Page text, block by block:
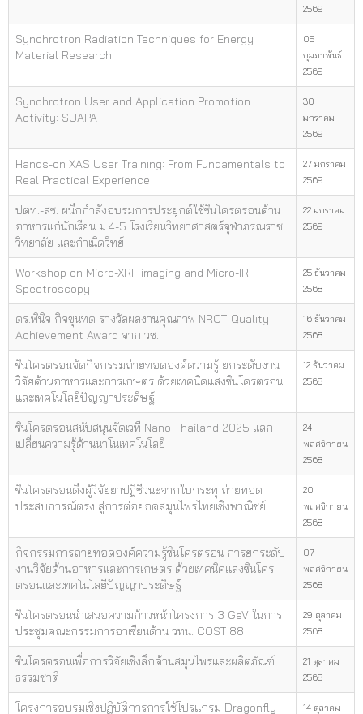
2569
Synchrotron Radiation Techniques for Energy
Material Research
05
กุมภาพันธ์
2569
Synchrotron User and Application Promotion
Activity: SUAPA
30
มกราคม
2569
Hands-on XAS User Training: From Fundamentals to
Real Practical Experience
27 มกราคม
2569
ปตท.-สซ. ผนึกกำลังอบรมการประยุกต์ใช้ซินโครตรอนด้าน
อาหารแก่นักเรียน ม.4-5 โรงเรียนวิทยาศาสตร์จุฬาภรณราช
วิทยาลัย และกำเนิดวิทย์
22 มกราคม
2569
Workshop on Micro-XRF imaging and Micro-IR
Spectroscopy
25 ธันวาคม
2568
ดร.พินิจ กิจขุนทด รางวัลผลงานคุณภาพ NRCT Quality
Achievement Award จาก วช.
16 ธันวาคม
2568
ซินโครตรอนจัดกิจกรรมถ่ายทอดองค์ความรู้ ยกระดับงาน
วิจัยด้านอาหารและการเกษตร ด้วยเทคนิคแสงซินโครตรอน
และเทคโนโลยีปัญญาประดิษฐ์
12 ธันวาคม
2568
ซินโครตรอนสนับสนุนจัดเวที Nano Thailand 2025 แลก
เปลี่ยนความรู้ด้านนาโนเทคโนโลยี
24
พฤศจิกายน
2568
ซินโครตรอนดึงผู้วิจัยยาปฏิชีวนะจากใบกระทุ ถ่ายทอด
ประสบการณ์ตรง สู่การต่อยอดสมุนไพรไทยเชิงพาณิชย์
20
พฤศจิกายน
2568
กิจกรรมการถ่ายทอดองค์ความรู้ซินโครตรอน การยกระดับ
งานวิจัยด้านอาหารและการเกษตร ด้วยเทคนิคแสงซินโคร
ตรอนและเทคโนโลยีปัญญาประดิษฐ์
07
พฤศจิกายน
2568
ซินโครตรอนนำเสนอความก้าวหน้าโครงการ 3 GeV ในการ
ประชุมคณะกรรมการอาเซียนด้าน วทน. COSTI88
29 ตุลาคม
2568
ซินโครตรอนเพื่อการวิจัยเชิงลึกด้านสมุนไพรและผลิตภัณฑ์
ธรรมชาติ
21 ตุลาคม
2568
โครงการอบรมเชิงปฏิบัติการการใช้โปรแกรม Dragonfly
14 ตุลาคม